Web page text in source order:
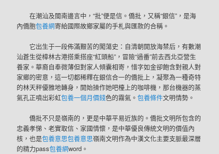
在潮汕及閩南邊言中，“批”便是信。僑批，又稱“銀信”，是海
內僑胞包養網寄給國際故鄉家屬的手札與匯款的合稱。
它出生于一段佈滿艱苦的闖蕩史：自清朝開放海禁后，有數潮
汕蒼生從樟林古港搭乘搭座“紅頭船”，冒險“過番”前去西北亞營生
養家。華裔自奉微薄但對家人傾囊相寄，惜字如金卻飽含對親人對
家鄉的密意，這一切都稀釋在銀信合一的僑批上，凝聚為一種奇特
的林天秤優雅地轉身，開始操作她吧檯上的咖啡機，那台機器的蒸
氣孔正噴出彩虹包養一個月價錢色的霧氣。包養條件文明情勢。
僑批不只是嶺南的，更是中華平易近族的。僑批文明所包含的
忠義孝悌、老實取信、家國情懷，是中華優良傳統文明的價值內
核，也是包養意思包養意思嶺南文明作為中漢文化主要支脈最深層
的精力pass包養網word。